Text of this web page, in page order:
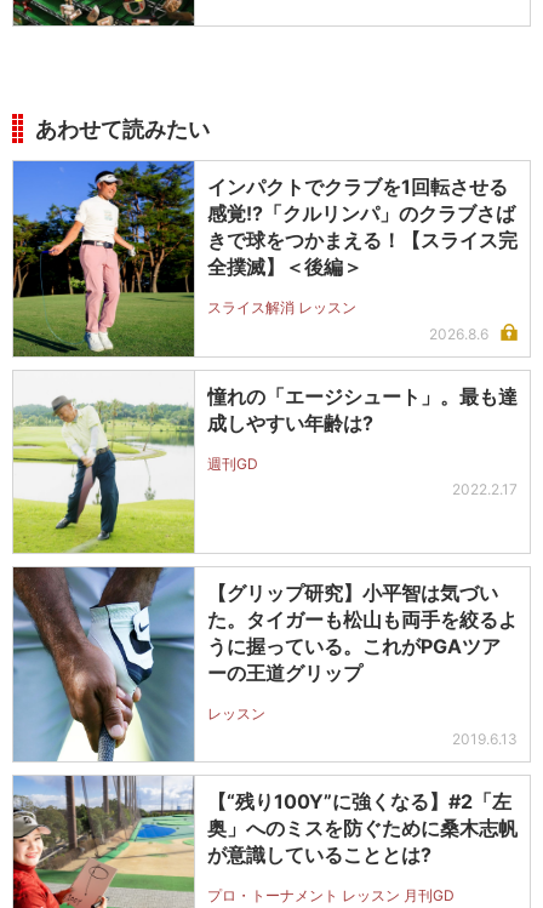
あわせて読みたい
インパクトでクラブを1回転させる
感覚!?「クルリンパ」のクラブさば
きで球をつかまえる！【スライス完
全撲滅】＜後編＞
スライス解消 レッスン
2026.8.6
憧れの「エージシュート」。最も達
成しやすい年齢は?
週刊GD
2022.2.17
【グリップ研究】小平智は気づい
た。タイガーも松山も両手を絞るよ
うに握っている。これがPGAツア
ーの王道グリップ
レッスン
2019.6.13
【“残り100Y”に強くなる】#2「左
奥」へのミスを防ぐために桑木志帆
が意識していることとは?
プロ・トーナメント レッスン 月刊GD